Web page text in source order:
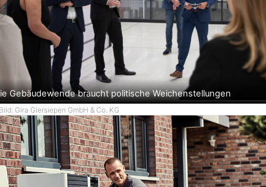
Gebäudewende braucht politische Weichenstellungen
Gira Giersiepen GmbH & Co. KG